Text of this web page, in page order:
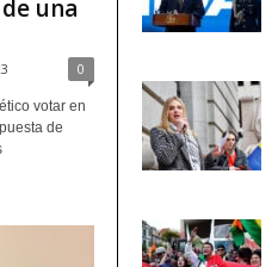
una
0
votar en
de